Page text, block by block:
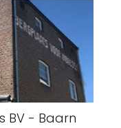
BV - Baarn